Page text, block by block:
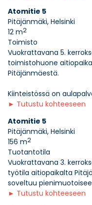
Atomitie 5
Pitäjänmäki, Helsinki
12 m2
Toimisto
Vuokrattavana 5.
toimistohuone
Pitäjänmäestä.
Kiinteistössä on
► Tutustu kohteeseen
Atomitie 5
Pitäjänmäki, Helsinki
156 m2
Tuotantotila
Vuokrattavana 3.
työtila aitiopaikalta
soveltuu
► Tutustu kohteeseen